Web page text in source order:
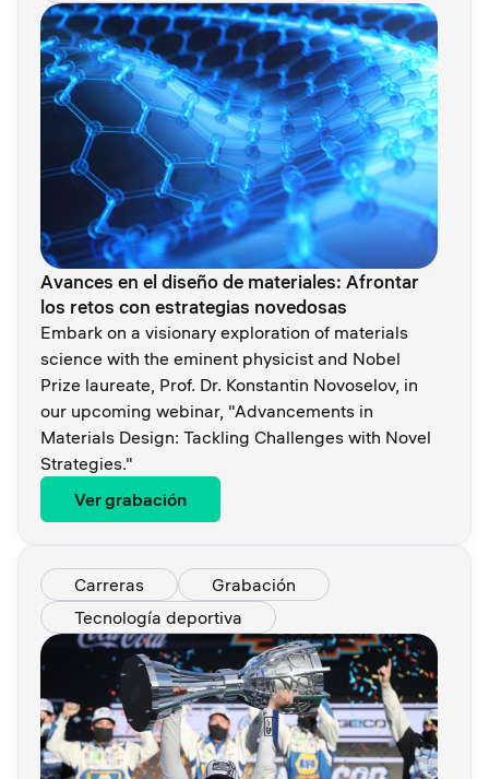
Avances en el diseño de materiales: Afrontar
los retos con estrategias novedosas
Embark on a visionary exploration of materials
science with the eminent physicist and Nobel
Prize laureate, Prof. Dr. Konstantin Novoselov, in
our upcoming webinar, "Advancements in
Materials Design: Tackling Challenges with Novel
Strategies."
Ver grabación
Carreras
Grabación
Tecnología deportiva